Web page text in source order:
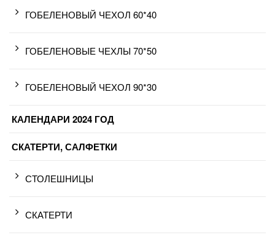
ГОБЕЛЕНОВЫЙ ЧЕХОЛ 60*40
ГОБЕЛЕНОВЫЕ ЧЕХЛЫ 70*50
ГОБЕЛЕНОВЫЙ ЧЕХОЛ 90*30
КАЛЕНДАРИ 2024 ГОД
СКАТЕРТИ, САЛФЕТКИ
СТОЛЕШНИЦЫ
СКАТЕРТИ